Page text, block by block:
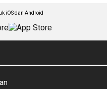
iOS dan Android